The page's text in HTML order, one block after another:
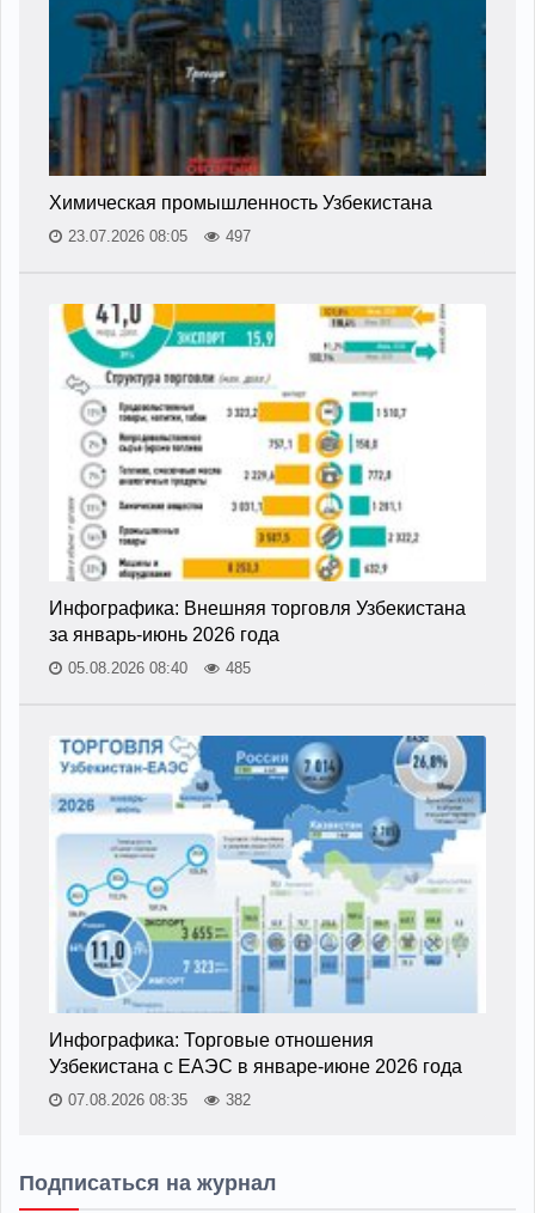
Химическая промышленность Узбекистана
23.07.2026 08:05 497
Инфографика: Внешняя торговля Узбекистана
за январь-июнь 2026 года
05.08.2026 08:40 485
Инфографика: Торговые отношения
Узбекистана с ЕАЭС в январе-июне 2026 года
07.08.2026 08:35 382
Подписаться на журнал